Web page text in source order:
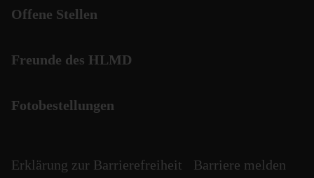
Offene Stellen
Freunde des HLMD
Fotobestellungen
Erklärung zur Barrierefreiheit
Barriere melden